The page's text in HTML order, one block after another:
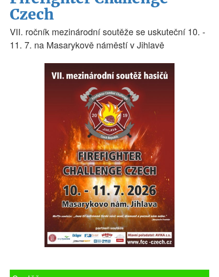
Czech
VII. ročník mezinárodní soutěže se uskuteční 10. -
11. 7. na Masarykově náměstí v Jihlavě